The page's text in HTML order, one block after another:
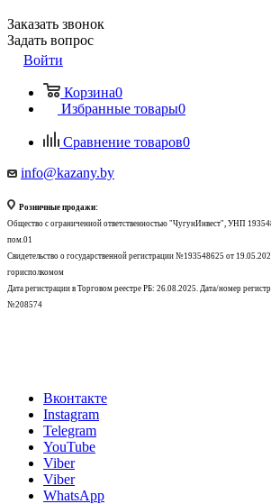
Заказать звонок
Задать вопрос
Войти
Корзина0
Избранные товары0
Сравнение товаров0
info@kazany.by
Розничные продажи:
Общество с ограниченной ответственностью "ЧугунИнвест", УНП
пом.01
Свидетельство о государственной регистрации №193548625 от
горисполкомом
Дата регистрации в Торговом реестре РБ: 26.08.2025. Дата/номер
№208574
Вконтакте
Instagram
Telegram
YouTube
Viber
Viber
WhatsApp